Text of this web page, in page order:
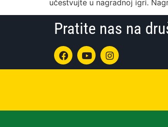
učestvujte u nagradnoj igri.
Pratite nas na